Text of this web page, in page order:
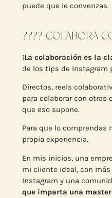
puede que le convenzas.
???? COLABORA
¡La colaboración es la
de los tips de Instagram
Directos, reels
para colaborar con otras
que eso supone.
Para que lo comprendas
propia experiencia.
En mis inicios, una
mi cliente ideal, con más
Instagram y una
que imparta una